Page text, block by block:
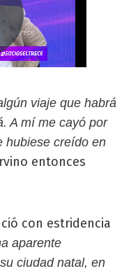
viaje que habrá
A mí me cayó por
hubiese creído en
entonces
con estridencia
aparente
ciudad natal, en